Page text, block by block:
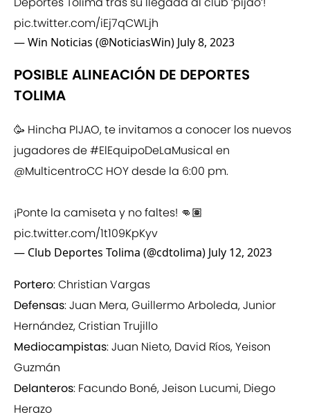
pic.twitter.com/iEj7qCWLjh
— Win Noticias (@NoticiasWin) July 8, 2023
POSIBLE ALINEACIÓN DE DEPORTES
TOLIMA
🥳 Hincha PIJAO, te invitamos a conocer los nuevos
jugadores de#ElEquipoDeLaMusical en
@MulticentroCC HOY desde la 6:00 pm.
¡Ponte la camiseta y no faltes! 👊🏽
pic.twitter.com/1t109KpKyv
— Club Deportes Tolima (@cdtolima) July 12, 2023
Portero: Christian Vargas
Defensas: Juan Mera, Guillermo Arboleda, Junior
Hernández, Cristian Trujillo
Mediocampistas: Juan Nieto, David Ríos, Yeison
Guzmán
Delanteros: Facundo Boné, Jeison Lucumi, Diego
Herazo